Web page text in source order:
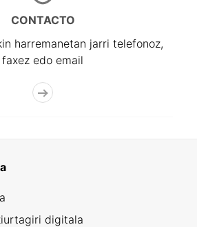
CONTACTO
harremanetan jarri telefonoz,
faxez edo email
digitala